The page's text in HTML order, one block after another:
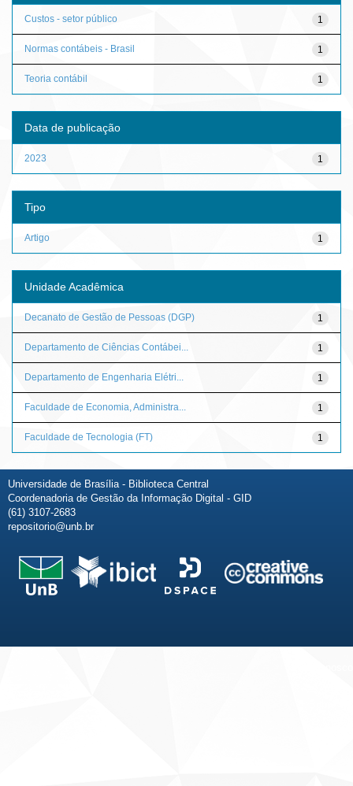
1
Custos - setor público
1
Normas contábeis - Brasil
1
Teoria contábil
Data de publicação
1
2023
Tipo
1
Artigo
Unidade Acadêmica
1
Decanato de Gestão de Pessoas (DGP)
1
Departamento de Ciências Contábei...
1
Departamento de Engenharia Elétri...
1
Faculdade de Economia, Administra...
1
Faculdade de Tecnologia (FT)
Universidade de Brasília - Biblioteca Central
Coordenadoria de Gestão da Informação Digital - GID
(61) 3107-2683
repositorio@unb.br